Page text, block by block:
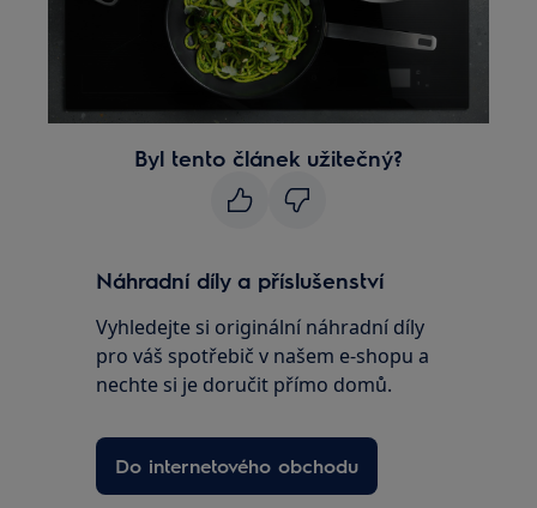
Byl tento článek užitečný?
Náhradní díly a příslušenství
Vyhledejte si originální náhradní díly
pro váš spotřebič v našem e-shopu a
nechte si je doručit přímo domů.
Do internetového obchodu